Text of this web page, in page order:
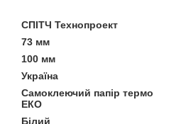
СПІТЧ Технопроект
73 мм
100 мм
Україна
Самоклеючий папір термо
ЕКО
Білий